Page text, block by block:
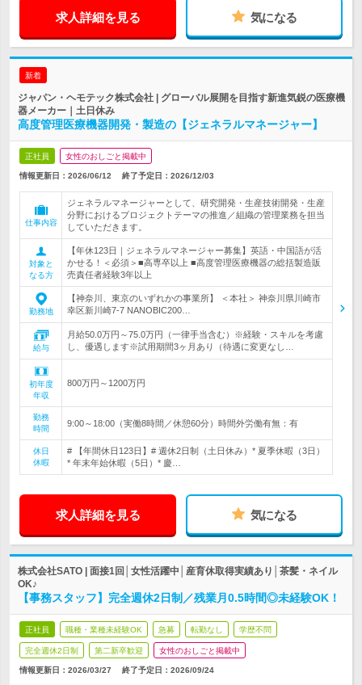
求人詳細を見る 気になる
新着
ジャパン・ヘモテック株式会社 | グローバル展開を目指す新進気鋭の医療機
器メーカー｜土日休み
高度管理医療機器開発・製造の【ジェネラルマネージャー】
正社員 女性のおしごと掲載中
情報更新日：2026/06/12 終了予定日： 2026/12/03
仕事内容
ジェネラルマネージャーとして、研究開発・生産技術開発・生産
分野におけるプロジェクトテーマの推進／組織の管理業務を担当
していただきます。
対象と
なる方
【年休123日｜ジェネラルマネージャー募集】英語・中国語が活
かせる！＜必須＞■高専卒以上 ■高度管理医療機器の総括製造販
売責任者経験3年以上
勤務地
【神奈川、東京のいずれかの事業所】 ＜本社＞ 神奈川県川崎市
幸区新川崎7-7 NANOBIC200…
給与
月給50.0万円～75.0万円（一律手当含む）※経験・スキルを考慮
し、優遇します※試用期間3ヶ月あり（待遇に変更なし…
初年度
年収
800万円～1200万円
勤務
時間
9:00～18:00（実働8時間／休憩60分）時間外労働有無：有
休日
休暇
# 【年間休日123日】# 週休2日制（土日休み）* 夏季休暇（3日）
* 年末年始休暇（5日）* 慶…
求人詳細を見る 気になる
株式会社SATO | 面接1回│女性活躍中│産育休取得実績あり│茶髪・ネイル
OK♪
【事務スタッフ】完全週休2日制／残業月0.5時間◎未経験OK！
正社員 職種・業種未経験OK 急募 転勤なし 学歴不問
完全週休2日制 第二新卒歓迎 女性のおしごと掲載中
情報更新日：2026/03/27 終了予定日： 2026/09/24